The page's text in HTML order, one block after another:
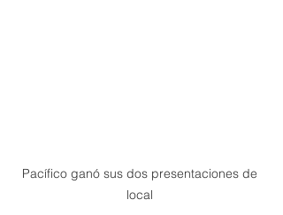
Pacífico ganó sus dos presentaciones de
local